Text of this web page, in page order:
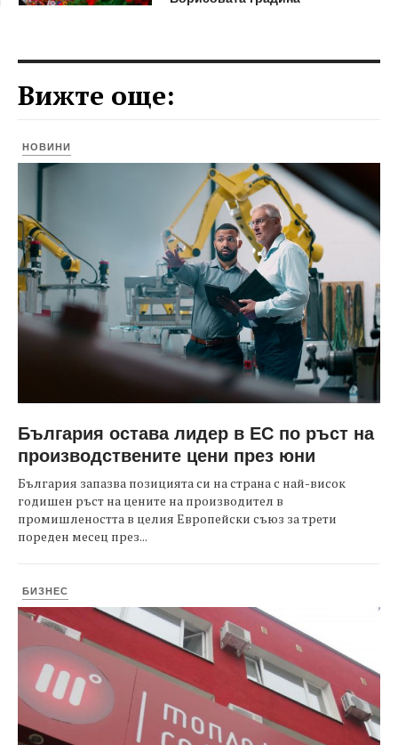
Вижте още:
НОВИНИ
България остава лидер в ЕС по ръст на
производствените цени през юни
България запазва позицията си на страна с най-висок
годишен ръст на цените на производител в
промишлеността в целия Европейски съюз за трети
пореден месец през...
БИЗНЕС